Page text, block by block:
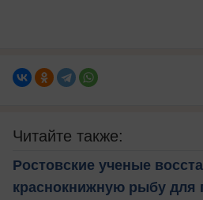
Читайте также:
Ростовские ученые
краснокнижную рыбу для